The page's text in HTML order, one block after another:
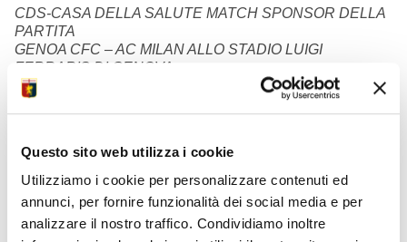
Questo sito web utilizza i cookie
Utilizziamo i cookie per personalizzare contenuti ed
annunci, per fornire funzionalità dei social media e per
analizzare il nostro traffico. Condividiamo inoltre
CDS-CASA DELLA SALUTE MATCH SPONSOR DELLA
PARTITA
GENOA CFC – AC MILAN ALLO STADIO LUIGI
FERRARIS DI GENOVA
Genova, 6 Ottobre 2023 – CDS–Casa della Salute
match della partitaGenoa-Milandi Serie A Tim che si terrà
Sabato 7 Ottobre 2023 alle ore 20.45 allo stadio Luigi
Ferraris di Genova.
In questa occasione, in qualità di Match Sponsor della